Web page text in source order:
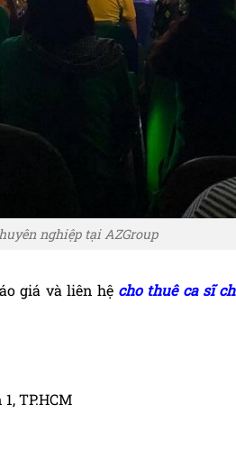
nghiệp tại AZGroup
giá và liên hệ cho thuê ca sĩ
TP.HCM